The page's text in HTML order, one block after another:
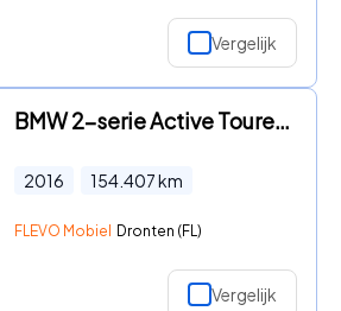
Vergelijk
BMW 2-serie Active Tourer - 216d Essential Aut. Pano|Navi|Clima|Cam|LMV
2016 154.407km
FLEVO Mobiel Dronten (FL)
Vergelijk